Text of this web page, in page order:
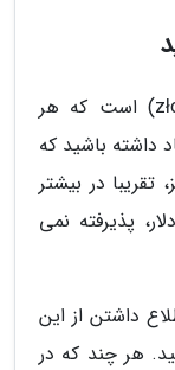
واحد پول اختصاصی کشور، زلوتی (złoty) است که هر
است. به یاد داشته باشید که
تقریبا در بیشتر
پذیرفته نمی
داشتن از این
هر چند که در